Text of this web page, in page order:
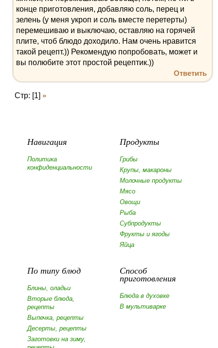
конце приготовления, добавляю соль, перец и
зелень (у меня укроп и соль вместе перетерты)
перемешиваю и выключаю, оставляю на горячей
плите, чтоб блюдо доходило. Нам очень нравится
такой рецепт.)) Рекомендую попробовать, может и
вы полюбите этот простой рецептик.))
Ответить
Стр: [1] »
Навигация
Политика
конфиденциальности
Продукты
Грибы
Крупы, макароны
Молочные продукты
Мясо
Овощи
Рыба
Субпродукты
Фрукты и ягоды
Яйца
По типу блюд
Блины, оладьи
Вторые блюда,
рецепты
Выпечка, рецепты
Десерты, рецепты
Заготовки на зиму,
Способ
приготовления
Блюда в духовке
В мультиварке